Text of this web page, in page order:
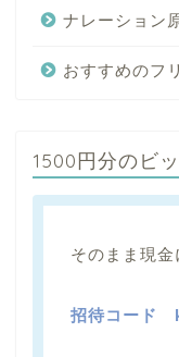
ナレーション
おすすめのフ
1500円分のビ
そのまま現金
招待コード